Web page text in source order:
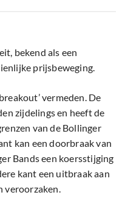
bekend als een
prijsbeweging.
vermeden. De
zijdelings en heeft de
van de Bollinger
kan een doorbraak van
Bands een koersstijging
kant een uitbraak aan
veroorzaken.